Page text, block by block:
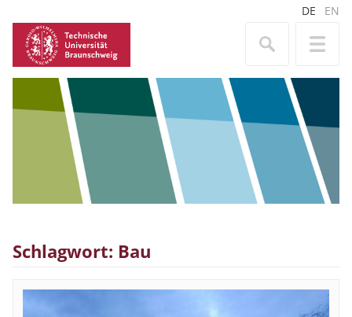
DE EN
Schlagwort: Bau